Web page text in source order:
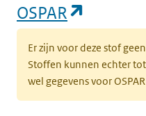
OSPAR
Er zijn voor deze stof
Stoffen kunnen echter
wel gegevens voor